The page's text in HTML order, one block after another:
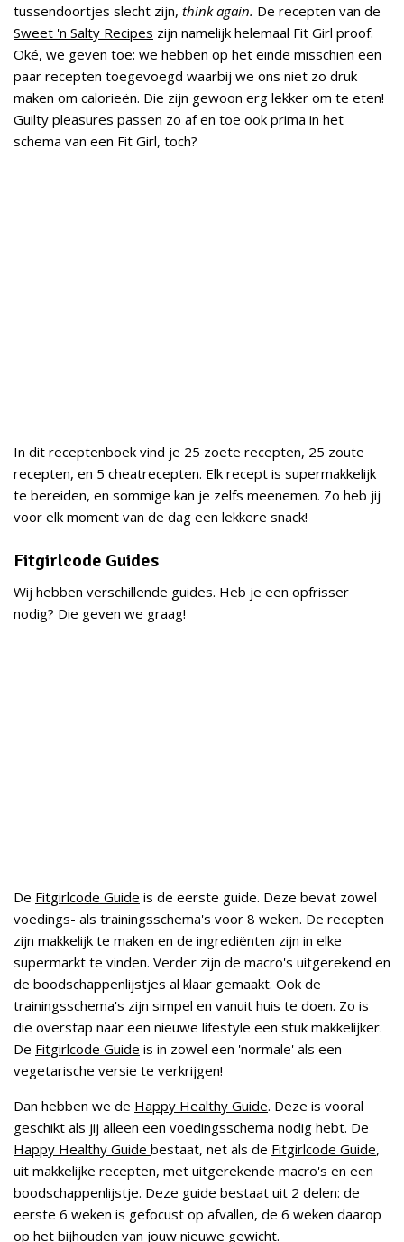
tussendoortjes slecht zijn, think again. De recepten van de
Sweet 'n Salty Recipes zijn namelijk helemaal Fit Girl proof.
Oké, we geven toe: we hebben op het einde misschien een
paar recepten toegevoegd waarbij we ons niet zo druk
maken om calorieën. Die zijn gewoon erg lekker om te eten!
Guilty pleasures passen zo af en toe ook prima in het
schema van een Fit Girl, toch?
In dit receptenboek vind je 25 zoete recepten, 25 zoute
recepten, en 5 cheatrecepten. Elk recept is supermakkelijk
te bereiden, en sommige kan je zelfs meenemen. Zo heb jij
voor elk moment van de dag een lekkere snack!
Fitgirlcode Guides
Wij hebben verschillende guides. Heb je een opfrisser
nodig? Die geven we graag!
De Fitgirlcode Guide is de eerste guide. Deze bevat zowel
voedings- als trainingsschema's voor 8 weken. De recepten
zijn makkelijk te maken en de ingrediënten zijn in elke
supermarkt te vinden. Verder zijn de macro's uitgerekend en
de boodschappenlijstjes al klaar gemaakt. Ook de
trainingsschema's zijn simpel en vanuit huis te doen. Zo is
die overstap naar een nieuwe lifestyle een stuk makkelijker.
De Fitgirlcode Guide is in zowel een 'normale' als een
vegetarische versie te verkrijgen!
Dan hebben we de Happy Healthy Guide. Deze is vooral
geschikt als jij alleen een voedingsschema nodig hebt. De
Happy Healthy Guide bestaat, net als de Fitgirlcode Guide,
uit makkelijke recepten, met uitgerekende macro's en een
boodschappenlijstje. Deze guide bestaat uit 2 delen: de
eerste 6 weken is gefocust op afvallen, de 6 weken daarop
op het bijhouden van jouw nieuwe gewicht.